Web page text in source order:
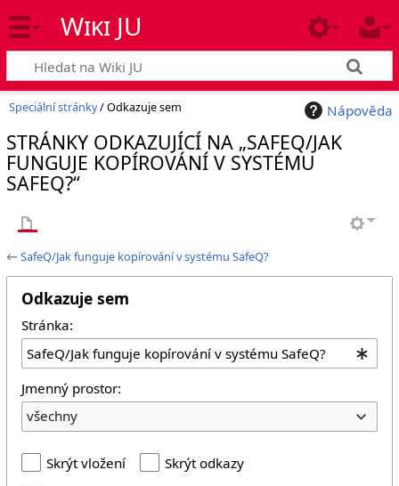
Wiki JU
Nápověda
Speciální stránky/ Odkazuje sem
STRÁNKY ODKAZUJÍCÍ NA „SAFEQ/JAK
FUNGUJE KOPÍROVÁNÍ V SYSTÉMU
SAFEQ?“
←SafeQ/Jak funguje kopírování v systému SafeQ?
Odkazuje sem
Stránka:
Jmenný prostor:
všechny
Skrýt vložení
Skrýt odkazy